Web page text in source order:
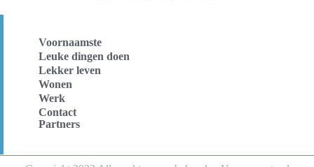
Voornaamste
Leuke dingen doen
Lekker leven
Wonen
Werk
Contact
Partners